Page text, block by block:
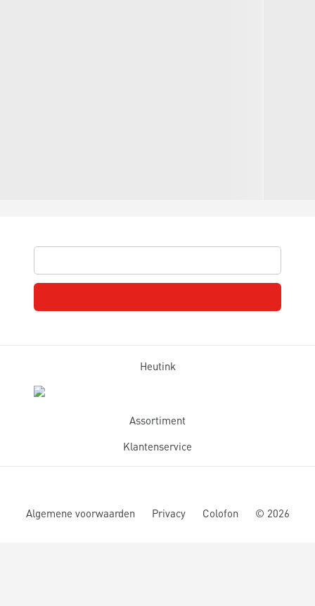
Heutink
Assortiment
Klantenservice
Algemene voorwaarden Privacy Colofon © 2026